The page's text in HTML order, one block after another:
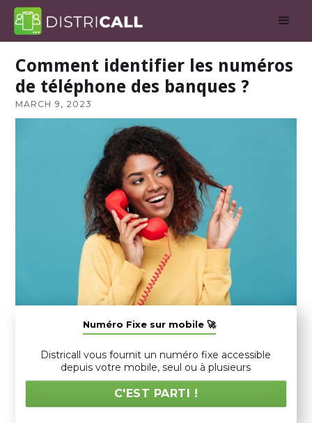
Comment identifier les numéros
de téléphone des banques ?
MARCH 9, 2023
Numéro Fixe sur mobile 🚀
Districall vous fournit un numéro fixe accessible
depuis votre mobile, seul ou à plusieurs
C'EST PARTI !